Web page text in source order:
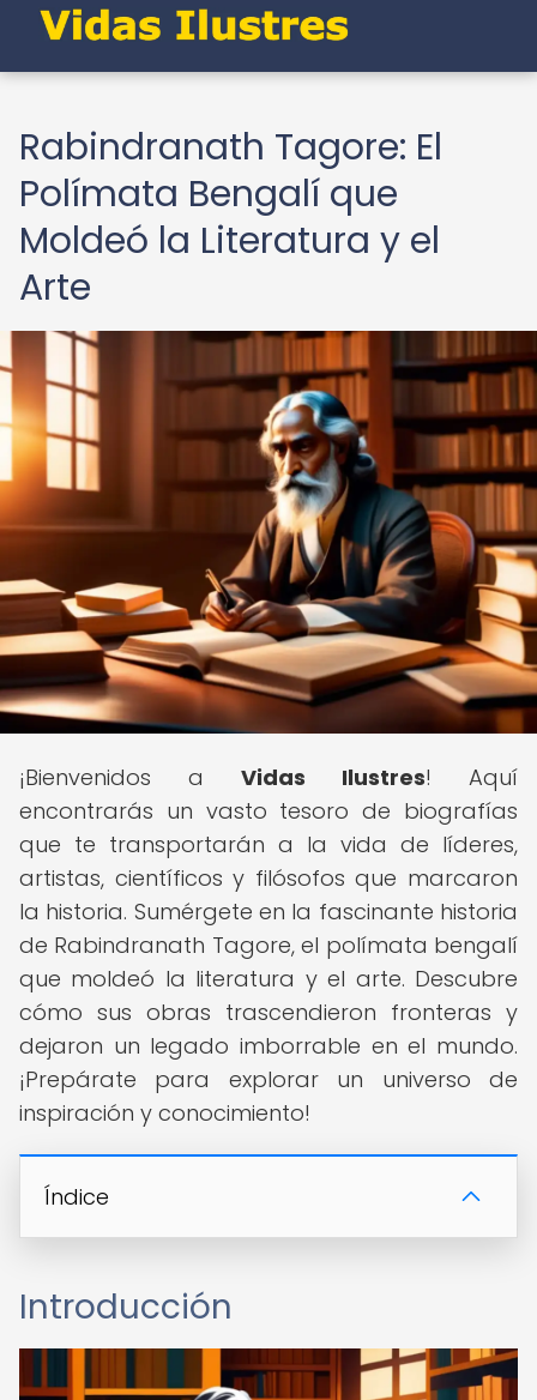
Rabindranath Tagore: El
Polímata Bengalí que
Moldeó la Literatura y el
Arte
¡Bienvenidos a Vidas Ilustres! Aquí
encontrarás un vasto tesoro de biografías
que te transportarán a la vida de líderes,
artistas, científicos y filósofos que marcaron
la historia. Sumérgete en la fascinante historia
de Rabindranath Tagore, el polímata bengalí
que moldeó la literatura y el arte. Descubre
cómo sus obras trascendieron fronteras y
dejaron un legado imborrable en el mundo.
¡Prepárate para explorar un universo de
inspiración y conocimiento!
Índice
Introducción